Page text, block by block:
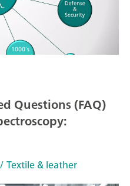
Questions (FAQ)
Textile & leather